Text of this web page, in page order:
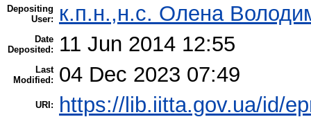
Depositing
User:
к.п.н.,н.с. Олена
Date
Deposited:
11 Jun 2014 12:55
Last
Modified:
04 Dec 2023 07:49
URI: https://lib.iitta.gov.ua/id/